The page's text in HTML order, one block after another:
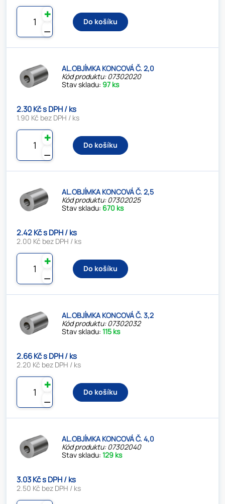
⚊
✚
Do košíku
AL.OBJÍMKA KONCOVÁ Č. 2,0
Kód produktu: 07302020
Stav skladu: 97 ks
2.30 Kč s DPH / ks
1.90 Kč bez DPH / ks
⚊
✚
Do košíku
AL.OBJÍMKA KONCOVÁ Č. 2,5
Kód produktu: 07302025
Stav skladu: 670 ks
2.42 Kč s DPH / ks
2.00 Kč bez DPH / ks
⚊
✚
Do košíku
AL.OBJÍMKA KONCOVÁ Č. 3,2
Kód produktu: 07302032
Stav skladu:115 ks
2.66 Kč s DPH / ks
2.20 Kč bez DPH / ks
⚊
✚
Do košíku
AL.OBJÍMKA KONCOVÁ Č. 4,0
Kód produktu: 07302040
Stav skladu:129 ks
3.03 Kč s DPH / ks
2.50 Kč bez DPH / ks